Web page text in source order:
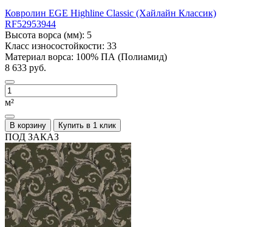
Ковролин EGE Highline Classic (Хайлайн Классик)
RF52953944
Высота ворса (мм): 5
Класс износостойкости: 33
Материал ворса: 100% ПА (Полиамид)
8 633 руб.
м²
В корзину Купить в 1 клик
ПОД ЗАКАЗ